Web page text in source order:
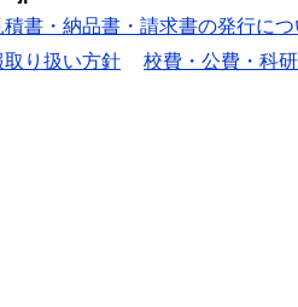
積書・納品書・請求書の発行につ
取り扱い方針 校費・公費・科